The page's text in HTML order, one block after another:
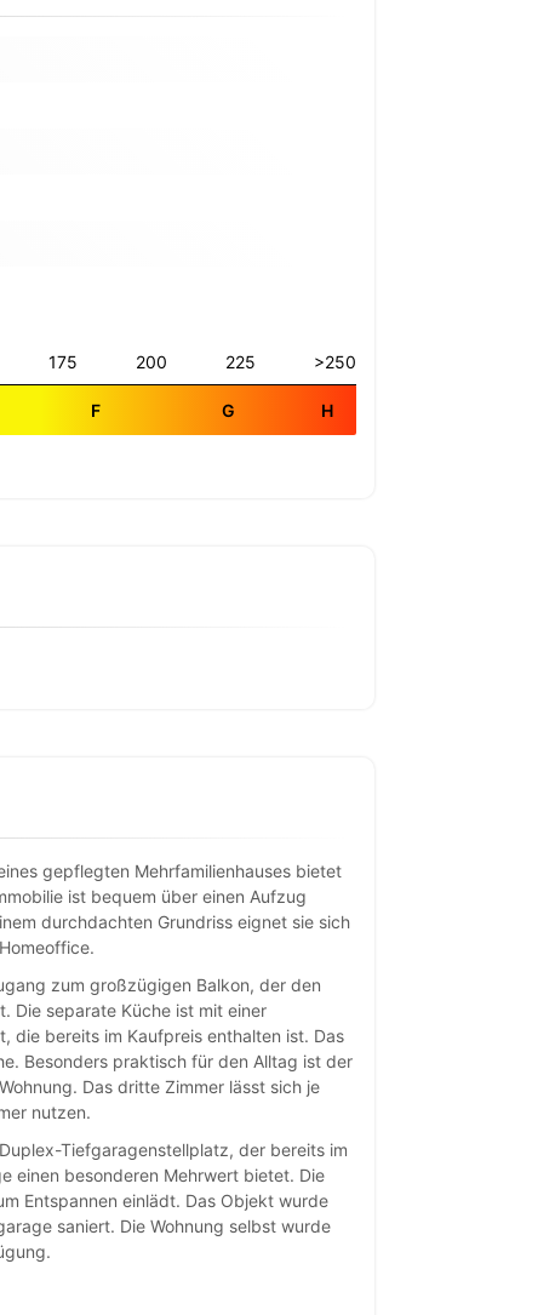
175 200 225 >250
F G H
gepflegten Mehrfamilienhauses bietet
ist bequem über einen Aufzug
durchdachten Grundriss eignet sie sich
zum großzügigen Balkon, der den
Die separate Küche ist mit einer
die bereits im Kaufpreis enthalten ist. Das
Besonders praktisch für den Alltag ist der
Das dritte Zimmer lässt sich je
nutzen.
Tiefgaragenstellplatz, der bereits im
einen besonderen Mehrwert bietet. Die
Entspannen einlädt. Das Objekt wurde
saniert. Die Wohnung selbst wurde